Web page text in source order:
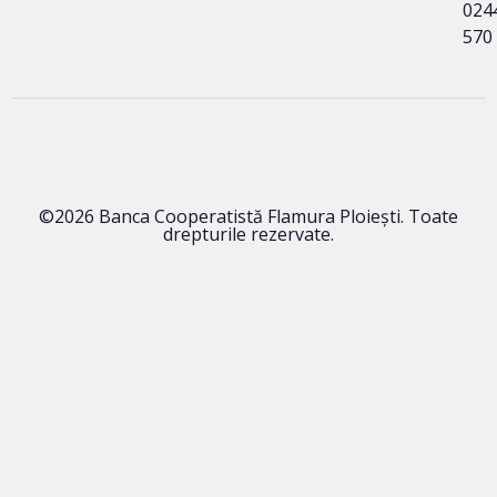
570
©2026 Banca Cooperatistă Flamura Ploieşti. Toate
drepturile rezervate.